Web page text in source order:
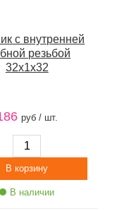
с внутренней
резьбой
32х1х32
руб / шт.
В наличии